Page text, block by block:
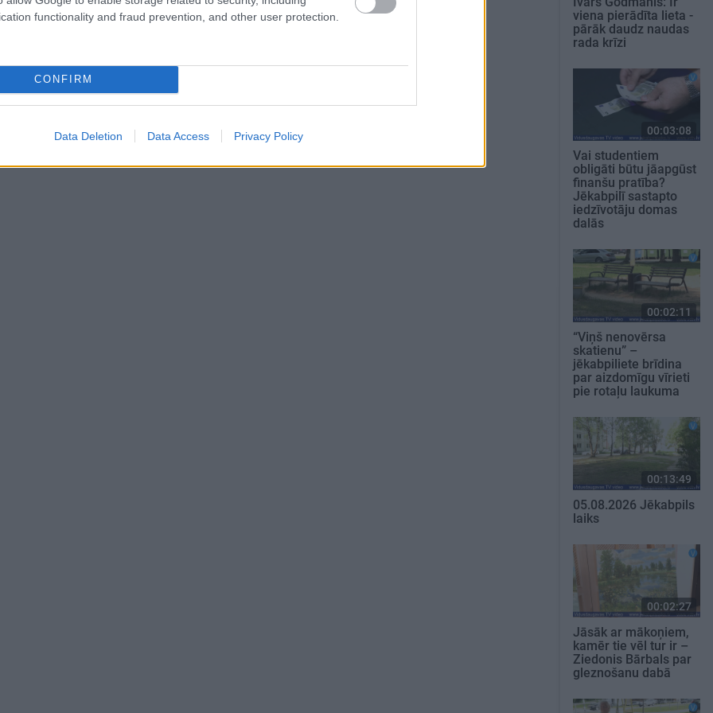
functionality and fraud prevention, and other user protection.
CONFIRM
Data Deletion Data Access Privacy Policy
viena pierādīta lieta -
pārāk daudz naudas
rada krīzi
00:03:08
Vai studentiem
obligāti būtu jāapgūst
finanšu pratība?
Jēkabpilī sastapto
iedzīvotāju domas
dalās
00:02:11
“Viņš nenovērsa
skatienu” –
jēkabpiliete brīdina
par aizdomīgu vīrieti
pie rotaļu laukuma
00:13:49
05.08.2026 Jēkabpils
laiks
00:02:27
Jāsāk ar mākoņiem,
kamēr tie vēl tur ir –
Ziedonis Bārbals par
gleznošanu dabā